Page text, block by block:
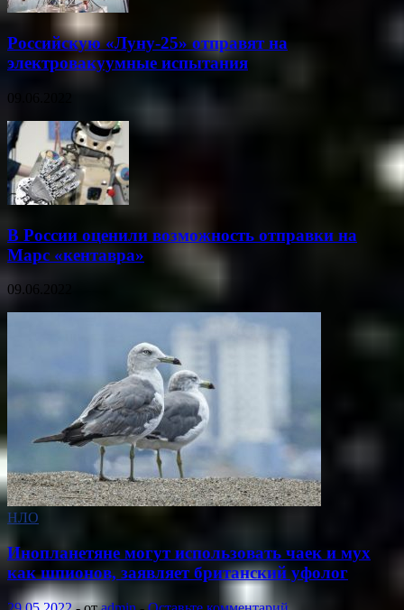
Российскую «Луну-25» отправят на
электровакуумные испытания
09.06.2022
В России оценили возможность отправки на
Марс «кентавра»
09.06.2022
НЛО
Инопланетяне могут использовать чаек и мух
как шпионов, заявляет британский уфолог